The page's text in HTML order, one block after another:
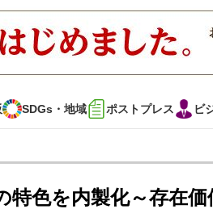
SDGs・地域 ポストプレス ビ
ビュー コレクション
色を内製化～存在価